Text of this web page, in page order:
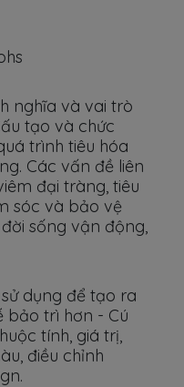
nghĩa và vai trò
tạo và chức
trình tiêu hóa
Các vấn đề liên
đại tràng, tiêu
sóc và bảo vệ
sống vận động,
sử dụng để tạo ra
bảo trì hơn - Cú
tính, giá trị,
điều chỉnh